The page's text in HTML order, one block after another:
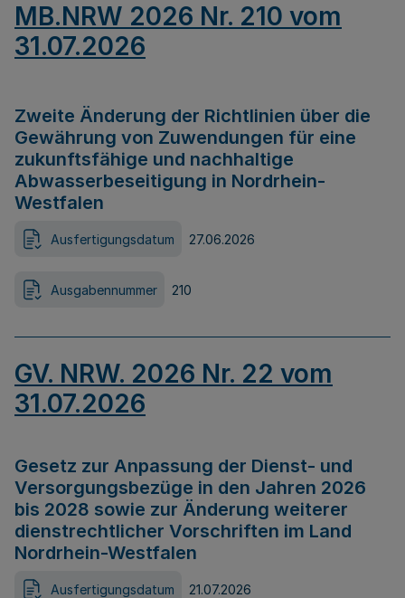
MB.NRW 2026 Nr. 210 vom
31.07.2026
Zweite Änderung der Richtlinien über die
Gewährung von Zuwendungen für eine
zukunftsfähige und nachhaltige
Abwasserbeseitigung in Nordrhein-
Westfalen
Ausfertigungsdatum 27.06.2026
Ausgabennummer 210
GV. NRW. 2026 Nr. 22 vom
31.07.2026
Gesetz zur Anpassung der Dienst- und
Versorgungsbezüge in den Jahren 2026
bis 2028 sowie zur Änderung weiterer
dienstrechtlicher Vorschriften im Land
Nordrhein-Westfalen
Ausfertigungsdatum 21.07.2026